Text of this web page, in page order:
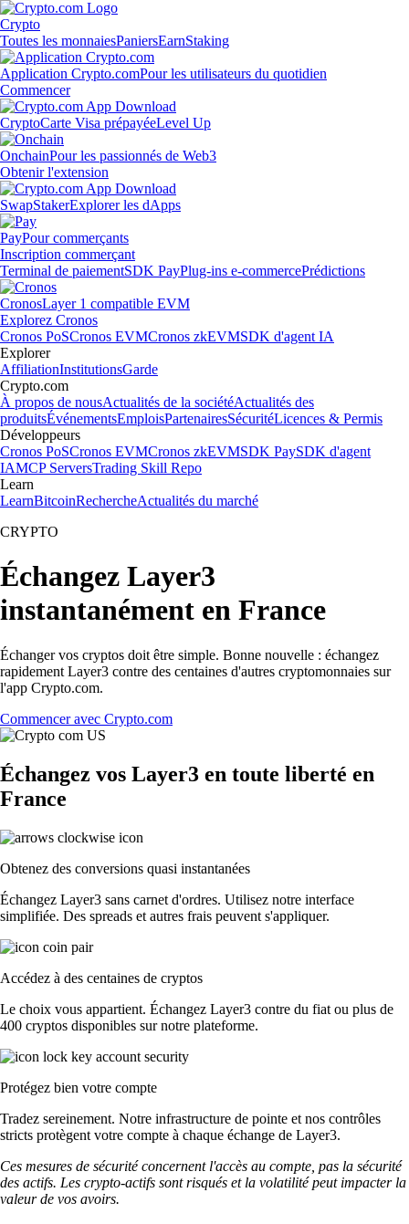
Crypto
Toutes les monnaiesPaniersEarnStaking
Application Crypto.comPour les utilisateurs du quotidien
Commencer
CryptoCarte Visa prépayéeLevel Up
OnchainPour les passionnés de Web3
Obtenir l'extension
SwapStakerExplorer les dApps
PayPour commerçants
Inscription commerçant
Terminal de paiementSDK PayPlug-ins e-commercePrédictions
CronosLayer 1 compatible EVM
Explorez Cronos
Cronos PoSCronos EVMCronos zkEVMSDK d'agent IA
Explorer
AffiliationInstitutionsGarde
Crypto.com
À propos de nousActualités de la sociétéActualités des
produitsÉvénementsEmploisPartenairesSécuritéLicences & Permis
Développeurs
Cronos PoSCronos EVMCronos zkEVMSDK PaySDK d'agent
IAMCP ServersTrading Skill Repo
Learn
LearnBitcoinRechercheActualités du marché
CRYPTO
Échangez Layer3
instantanément en France
Échanger vos cryptos doit être simple. Bonne nouvelle : échangez
rapidement Layer3 contre des centaines d'autres cryptomonnaies sur
l'app Crypto.com.
Commencer avec Crypto.com
Échangez vos Layer3 en toute liberté en
France
Obtenez des conversions quasi instantanées
Échangez Layer3 sans carnet d'ordres. Utilisez notre interface
simplifiée. Des spreads et autres frais peuvent s'appliquer.
Accédez à des centaines de cryptos
Le choix vous appartient. Échangez Layer3 contre du fiat ou plus de
400 cryptos disponibles sur notre plateforme.
Protégez bien votre compte
Tradez sereinement. Notre infrastructure de pointe et nos contrôles
stricts protègent votre compte à chaque échange de Layer3.
Ces mesures de sécurité concernent l'accès au compte, pas la sécurité
des actifs. Les crypto-actifs sont risqués et la volatilité peut impacter la
valeur de vos avoirs.